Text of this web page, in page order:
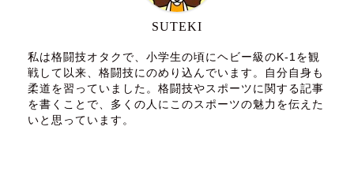
SUTEKI
私は格闘技オタクで、小学生の頃にヘビー級のK-1を観
戦して以来、格闘技にのめり込んでいます。自分自身も
柔道を習っていました。格闘技やスポーツに関する記事
を書くことで、多くの人にこのスポーツの魅力を伝えた
いと思っています。